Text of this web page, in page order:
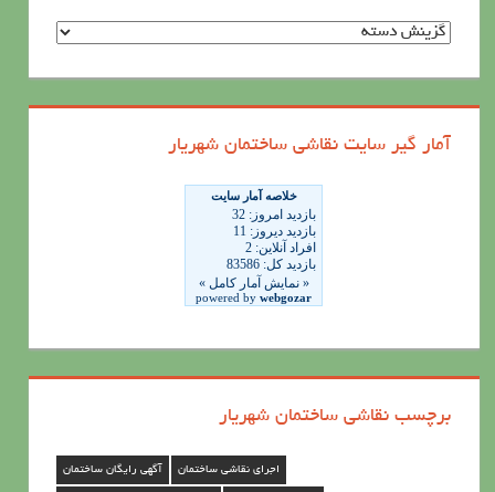
د
ش
ی
س
آمار گیر سایت نقاشی ساختمان شهریار
برچسب نقاشی ساختمان شهریار
آگهی رایگان ساختمان اجرای نقاشی ساختمان